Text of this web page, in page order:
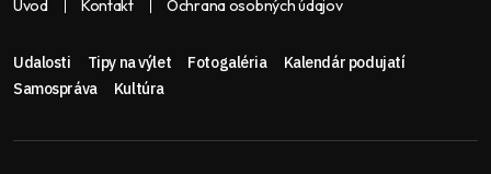
Úvod Kontakt Ochrana osobných údajov
Udalosti Tipy na výlet Fotogaléria
Kalendár podujatí
Samospráva
Kultúra